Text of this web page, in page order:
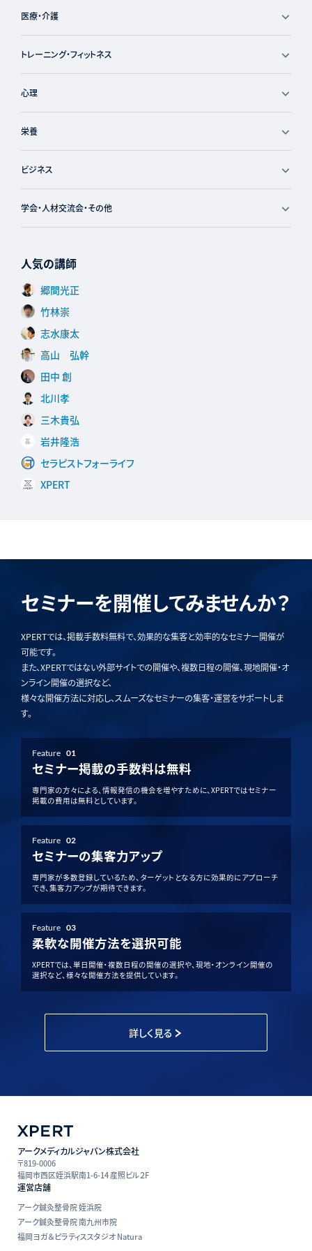
医療・介護
トレーニング・フィットネス
心理
栄養
ビジネス
学会・人材交流会・その他
人気の講師
郷間光正
竹林崇
志水康太
高山 弘幹
田中 創
北川孝
三木貴弘
岩井隆浩
セラピストフォーライフ
XPERT
セミナーを開催してみませんか？
XPERTでは、掲載手数料無料で、効果的な集客と効率的なセミナー開催が
可能です。
また、XPERTではない外部サイトでの開催や、複数日程の開催、現地開催・オ
ンライン開催の選択など、
様々な開催方法に対応し、スムーズなセミナーの集客・運営をサポートしま
す。
Feature 01
セミナー掲載の手数料は無料
専門家の方々による、情報発信の機会を増やすために、XPERTではセミナー
掲載の費用は無料としています。
Feature 02
セミナーの集客力アップ
専門家が多数登録しているため、ターゲットとなる方に効果的にアプローチ
でき、集客力アップが期待できます。
Feature 03
柔軟な開催方法を選択可能
XPERTでは、単日開催・複数日程の開催の選択や、現地・オンライン開催の
選択など、様々な開催方法を提供しています。
詳しく見る
アークメディカルジャパン株式会社
〒819-0006
福岡市西区姪浜駅南1-6-14 産照ビル２F
運営店舗
アーク鍼灸整骨院 姪浜院
アーク鍼灸整骨院 南九州市院
福岡ヨガ＆ピラティススタジオ Natura